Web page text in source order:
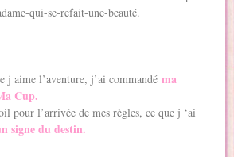
qui-se-refait-une-beauté.
j aime l’aventure, j’ai commandéma
Cup.
pour l’arrivée de mes règles, ce que j ‘ai
signe du destin.